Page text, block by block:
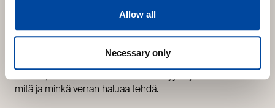
Allow all
Necessary only
rakentamisen saloihin. Rakenteita on selvästi pyritty
vuosien varrella kehittämään parempaan, ja materiaalit on
olleet laadukkaita ja mukavaa työstettävää. Koko
rakentamisen ketju logistiikasta työnjohtajiin toimii!
Urakoitsijana tälläinen pohja on helppo. Markkinointia ei
mitä ja minkä verran haluaa tehdä.